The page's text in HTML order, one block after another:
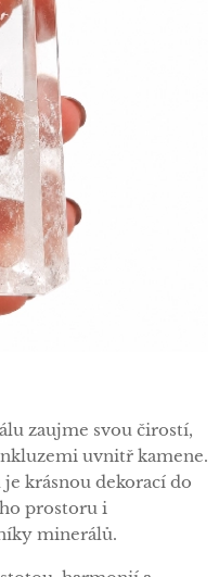
zaujme svou čirostí,
uvnitř kamene.
krásnou dekorací do
prostoru i
minerálů.